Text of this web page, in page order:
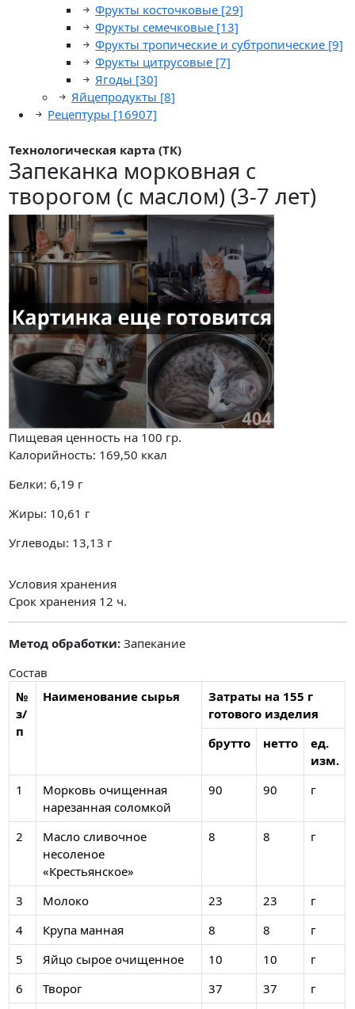
Фрукты косточковые [29]
Фрукты семечковые [13]
Фрукты тропические и субтропические [9]
Фрукты цитрусовые [7]
Ягоды [30]
Яйцепродукты [8]
Рецептуры [16907]
Технологическая карта (ТК)
Запеканка морковная с
творогом (с маслом) (3-7 лет)
Пищевая ценность на 100 гр.
Калорийность: 169,50 ккал
Белки: 6,19 г
Жиры: 10,61 г
Углеводы: 13,13 г
Условия хранения
Срок хранения 12 ч.
Метод обработки: Запекание
Состав
№
з/
п
Наименование сырья
Затраты на 155 г
готового изделия
брутто
нетто
ед.
изм.
1
Морковь очищенная
нарезанная соломкой
90 90 г
2
Масло сливочное
несоленое
«Крестьянское»
8 8 г
3 Молоко 23 23
г
4
Крупа манная 8 8
г
5
Яйцо сырое очищенное 10 10
г
6
Творог 37 37
г